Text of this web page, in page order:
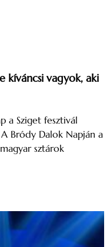
kíváncsi vagyok, aki
a Sziget fesztivál
Bródy Dalok Napján a
sztárok